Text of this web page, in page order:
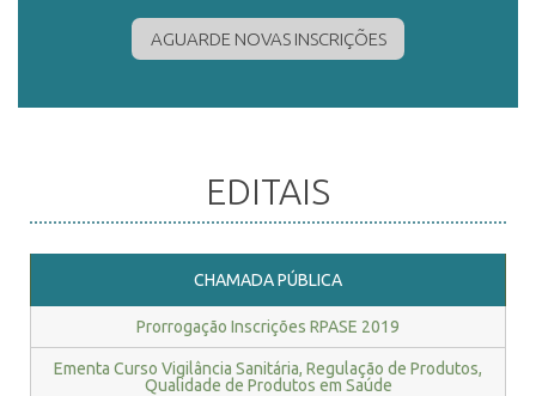
INSCRIÇÃO E SELEÇÃO
CONTATO
AGUARDE NOVAS INSCRIÇÕES
EDITAIS
CHAMADA PÚBLICA
Prorrogação Inscrições RPASE 2019
Ementa Curso Vigilância Sanitária, Regulação de Produtos,
Qualidade de Produtos em Saúde